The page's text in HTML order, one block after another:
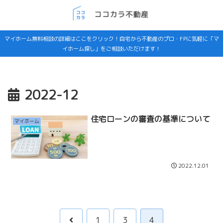
マイホーム無料相談の詳細はここをクリック！自宅から不動産のプロ・FPに気軽に「マ
イホーム探し」をご相談いただけます！
2022-12
マイホーム 住宅ローンの審査の基準について
2022.12.01
前 1 3 4